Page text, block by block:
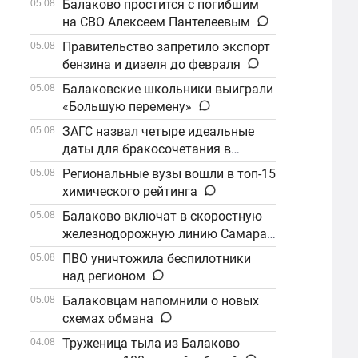
05.08
Балаково простится с погибшим
на СВО Алексеем Пантелеевым
05.08
Правительство запретило экспорт
бензина и дизеля до февраля
05.08
Балаковские школьники выиграли
«Большую перемену»
05.08
ЗАГС назвал четыре идеальные
даты для бракосочетания в
сентябре
05.08
Региональные вузы вошли в топ-15
химического рейтинга
05.08
Балаково включат в скоростную
железнодорожную линию Самара–
Саратов
05.08
ПВО уничтожила беспилотники
над регионом
05.08
Балаковцам напомнили о новых
схемах обмана
04.08
Труженица тыла из Балаково